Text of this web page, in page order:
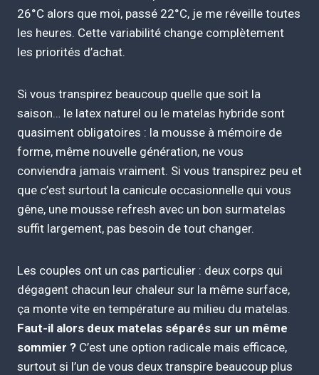
26°C alors que moi, passé 22°C, je me réveille toutes
les heures. Cette variabilité change complètement
les priorités d’achat.
Si vous transpirez beaucoup quelle que soit la
saison… le latex naturel ou le matelas hybride sont
quasiment obligatoires : la mousse à mémoire de
forme, même nouvelle génération, ne vous
conviendra jamais vraiment. Si vous transpirez peu et
que c’est surtout la canicule occasionnelle qui vous
gêne, une mousse refresh avec un bon surmatelas
suffit largement, pas besoin de tout changer.
Les couples ont un cas particulier : deux corps qui
dégagent chacun leur chaleur sur la même surface,
ça monte vite en température au milieu du matelas.
Faut-il alors deux matelas séparés sur un même
sommier ? C’est une option radicale mais efficace,
surtout si l’un de vous deux transpire beaucoup plus